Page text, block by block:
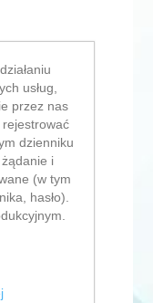
usług,
przez nas
dzienniku
i
(w tym
hasło).